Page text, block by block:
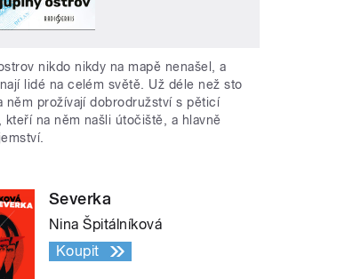
nikdo nikdy na mapě nenašel, a
lidé na celém světě. Už déle než sto
něm prožívají dobrodružství s pěticí
kteří na něm našli útočiště, a hlavně
Severka
Nina Špitálníková
Koupit